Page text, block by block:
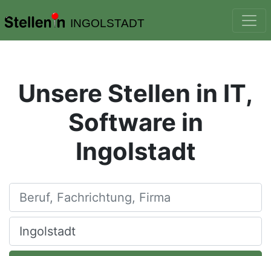
INGOLSTADT
Unsere Stellen in IT,
Software in
Ingolstadt
Beruf, Fachrichtung, Firma
Ort, Stadt